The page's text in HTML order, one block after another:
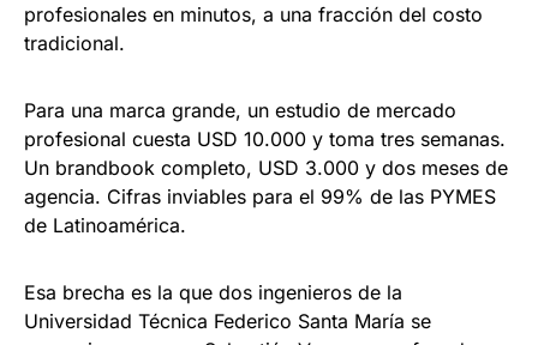
profesionales en minutos, a una fracción del costo
tradicional.
Para una marca grande, un estudio de mercado
profesional cuesta USD 10.000 y toma tres semanas.
Un brandbook completo, USD 3.000 y dos meses de
agencia. Cifras inviables para el 99% de las PYMES
de Latinoamérica.
Esa brecha es la que dos ingenieros de la
Universidad Técnica Federico Santa María se